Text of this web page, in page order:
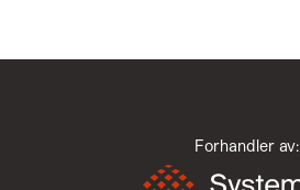
Forhandler av: